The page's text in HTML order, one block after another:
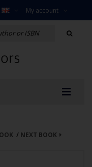
My account
NEXT BOOK
/